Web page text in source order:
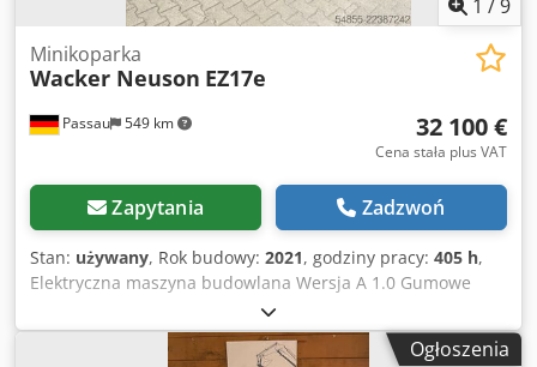
1 /9
Passau 549 km
Minikoparka
Wacker Neuson EZ17e
32 100 €
Cena stała plus VAT
Zapytania Zadzwoń
Stan: używany, Rok budowy: 2021, godziny pracy: 405 h,
Elektryczna maszyna budowlana Wersja A 1.0 Gumowe
gąsienice Płyta spychająca W zestawie: szybkozłącze HS03
Jednoczęściowe ramię Cjdpfx Aoznhvmeb Ajha
Ogłoszenia